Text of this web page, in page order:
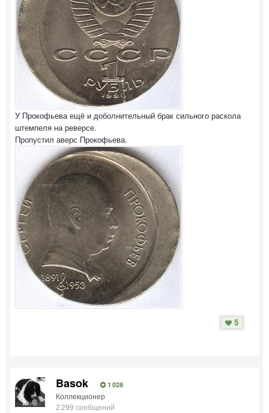
У Прокофьева ещё и доболнительный брак сильного раскола
штемпеля на реверсе.
Пропустил аверс Прокофьева.
5
Basok 1 028
Коллекционер
2 299 сообщений